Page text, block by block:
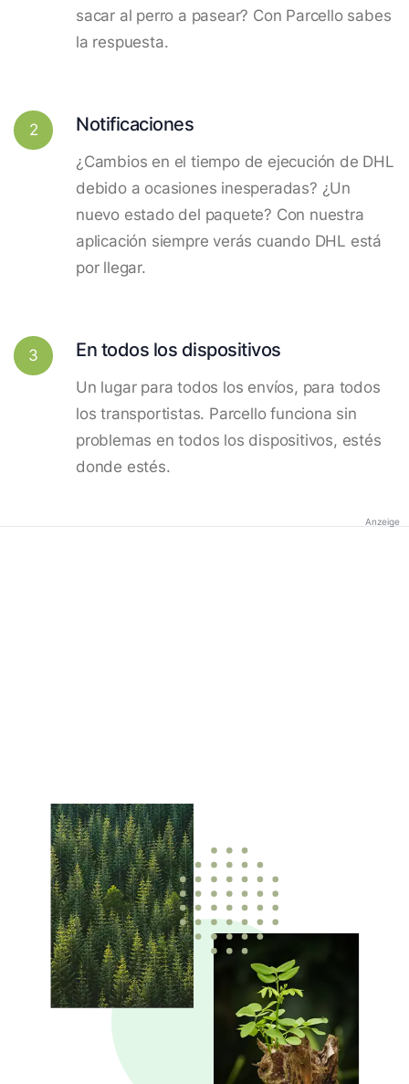
sacar al perro a pasear? Con Parcello sabes
la respuesta.
2 Notificaciones
¿Cambios en el tiempo de ejecución de DHL
debido a ocasiones inesperadas? ¿Un
nuevo estado del paquete? Con nuestra
aplicación siempre verás cuando DHL está
por llegar.
3 En todos los dispositivos
Un lugar para todos los envíos, para todos
los transportistas. Parcello funciona sin
problemas en todos los dispositivos, estés
donde estés.
Anzeige